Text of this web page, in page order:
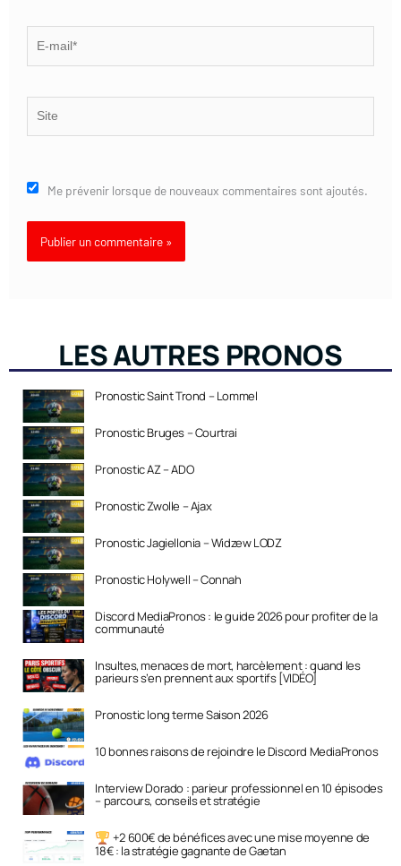
mail*
Me prévenir lorsque de nouveaux commentaires sont ajoutés.
LES AUTRES PRONOS
Pronostic Saint Trond – Lommel
Pronostic Bruges – Courtrai
Pronostic AZ – ADO
Pronostic Zwolle – Ajax
Pronostic Jagiellonia – Widzew LODZ
Pronostic Holywell – Connah
Discord MediaPronos : le guide 2026 pour profiter de la
communauté
Insultes, menaces de mort, harcèlement : quand les
parieurs s’en prennent aux sportifs [VIDÉO]
Pronostic long terme Saison 2026
10 bonnes raisons de rejoindre le Discord MediaPronos
Interview Dorado : parieur professionnel en 10 épisodes
– parcours, conseils et stratégie
+2 600€ de bénéfices avec une mise moyenne de
18€ : la stratégie gagnante de Gaetan